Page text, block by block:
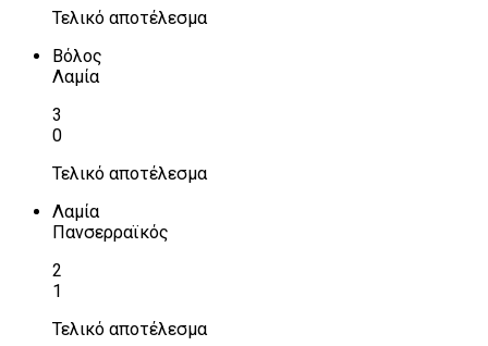
Τελικό αποτέλεσμα
Βόλος
Λαμία
3
0
Τελικό αποτέλεσμα
Λαμία
Πανσερραϊκός
2
1
Τελικό αποτέλεσμα